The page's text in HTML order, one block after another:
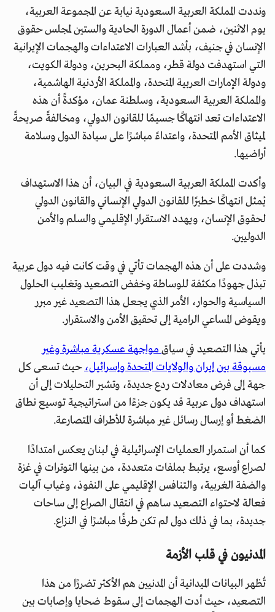
ونددت المملكة العربية السعودية نيابة عن المجموعة العربية،
يوم الاثنين، ضمن أعمال الدورة الحادية والستين لمجلس حقوق
الإنسان في جنيف، بأشد العبارات الاعتداءات والهجمات الإيرانية
التي استهدفت دولة قطر، ومملكة البحرين، ودولة الكويت،
ودولة الإمارات العربية المتحدة، والمملكة الأردنية الهاشمية،
والمملكة العربية السعودية، وسلطنة عمان، مؤكدةً أن هذه
الاعتداءات تعد انتهاكًا جسيمًا للقانون الدولي، ومخالفةً صريحةً
لميثاق الأمم المتحدة، واعتداءً مباشرًا على سيادة الدول وسلامة
أراضيها.
وأكدت المملكة العربية السعودية في البيان، أن هذا الاستهداف
يُمثل انتهاكًا خطيرًا للقانون الدولي الإنساني والقانون الدولي
لحقوق الإنسان، ويهدد الاستقرار الإقليمي والسلم والأمن
الدوليين.
وشددت على أن هذه الهجمات تأتي في وقت كانت فيه دول عربية
تبذل جهودًا مكثفة للوساطة وخفض التصعيد وتغليب الحلول
السياسية والحوار، الأمر الذي يجعل هذا التصعيد غير مبرر
ويقوض المساعي الرامية إلى تحقيق الأمن والاستقرار.
يأتي هذا التصعيد في سياقمواجهة عسكرية مباشرة وغير
مسبوقة بين إيران والولايات المتحدة وإسرائيل،حيث تسعى كل
جهة إلى فرض معادلات ردع جديدة، وتشير التحليلات إلى أن
استهداف دول عربية قد يكون جزءًا من استراتيجية توسيع نطاق
الضغط أو إرسال رسائل غير مباشرة للأطراف المتصارعة.
كما أن استمرار العمليات الإسرائيلية في لبنان يعكس امتدادًا
لصراع أوسع، يرتبط بملفات متعددة، من بينها التوترات في غزة
والضفة الغربية، والتنافس الإقليمي على النفوذ، وغياب آليات
فعالة لاحتواء التصعيد ساهم في انتقال الصراع إلى ساحات
جديدة، بما في ذلك دول لم تكن طرفًا مباشرًا في النزاع.
المدنيون في قلب الأزمة
تُظهر البيانات الميدانية أن المدنيين هم الأكثر تضررًا من هذا
التصعيد، حيث أدت الهجمات إلى سقوط ضحايا وإصابات بين